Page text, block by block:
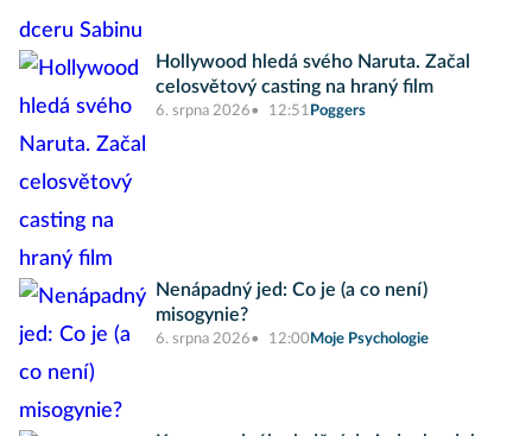
Hollywood hledá svého Naruta. Začal
celosvětový casting na hraný film
6. srpna 2026 12:51 Poggers
Nenápadný jed: Co je (a co není)
misogynie?
6. srpna 2026 12:00 Moje Psychologie